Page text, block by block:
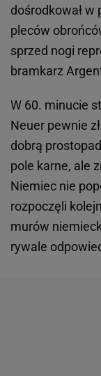
dośrodkował w
pleców
sprzed nogi
bramkarz
W 60. minucie
Neuer pewnie
dobrą
pole karne, ale
Niemiec nie
rozpoczęli
murów
rywale